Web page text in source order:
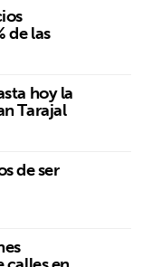
de las
hoy la
Tarajal
de ser